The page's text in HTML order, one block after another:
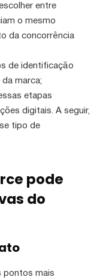
entre
o mesmo
da concorrência
de identificação
marca;
etapas
digitais. A seguir,
tipo de
pode
do
pontos mais